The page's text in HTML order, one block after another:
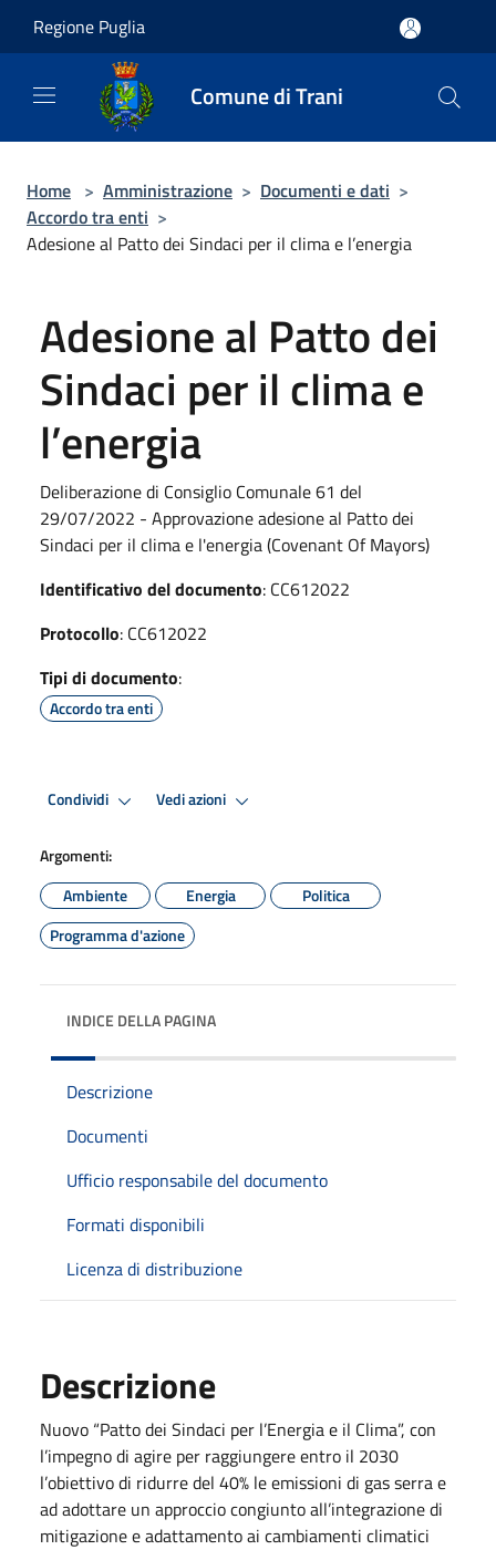
Regione Puglia
Comune di Trani
Home > Amministrazione > Documenti e dati >
Accordo tra enti >
Adesione al Patto dei Sindaci per il clima e l’energia
Adesione al Patto dei
Sindaci per il clima e
l’energia
Deliberazione di Consiglio Comunale 61 del
29/07/2022 - Approvazione adesione al Patto dei
Sindaci per il clima e l'energia (Covenant Of Mayors)
Identificativo del documento: CC612022
Protocollo: CC612022
Tipi di documento:
Accordo tra enti
Condividi Vedi azioni
Argomenti:
Ambiente
Energia
Politica
Programma d'azione
INDICE DELLA PAGINA
Descrizione
Documenti
Ufficio responsabile del documento
Formati disponibili
Licenza di distribuzione
Descrizione
Nuovo “Patto dei Sindaci per l’Energia e il Clima”, con
l’impegno di agire per raggiungere entro il 2030
l’obiettivo di ridurre del 40% le emissioni di gas serra e
ad adottare un approccio congiunto all’integrazione di
mitigazione e adattamento ai cambiamenti climatici